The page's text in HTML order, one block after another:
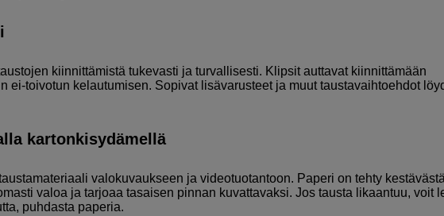
kiinnittämistä tukevasti ja turvallisesti. Klipsit auttavat kiinnittämään
ei-toivotun kelautumisen. Sopivat lisävarusteet ja muut taustavaihtoehdot
kartonkisydämellä
valokuvaukseen ja videotuotantoon. Paperi on tehty kestävästä
valoa ja tarjoaa tasaisen pinnan kuvattavaksi. Jos tausta likaantuu, voit
puhdasta paperia.